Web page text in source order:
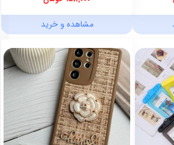
مشاهده و خرید